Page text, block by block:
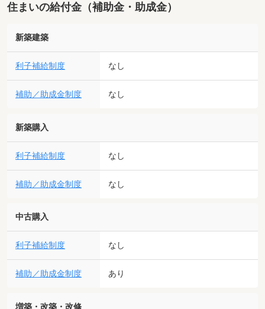
住まいの給付金（補助金・助成金）
新築建築
利子補給制度 なし
補助／助成金制度 なし
新築購入
利子補給制度 なし
補助／助成金制度 なし
中古購入
利子補給制度 なし
補助／助成金制度 あり
増築・改築・改修